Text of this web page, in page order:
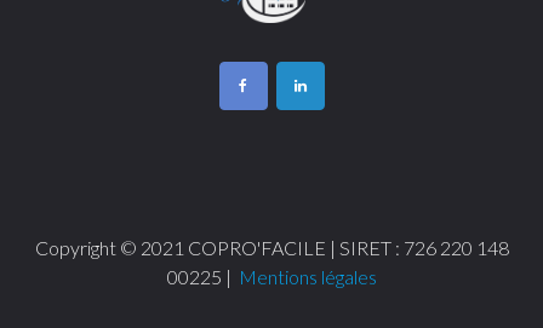
Copyright © 2021 COPRO'FACILE | SIRET : 726 220 148
00225 | Mentions légales